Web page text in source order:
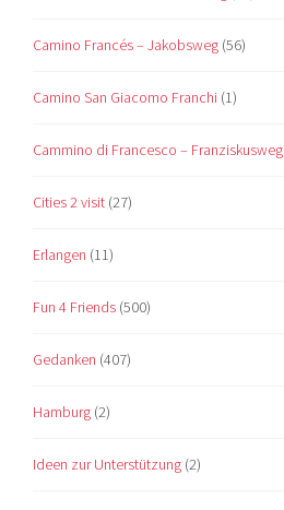
Camino Francés – Jakobsweg (56)
Camino San Giacomo Franchi (1)
Cammino di Francesco – Franziskusweg
Cities 2 visit (27)
Erlangen (11)
Fun 4 Friends (500)
Gedanken (407)
Hamburg (2)
Ideen zur Unterstützung (2)